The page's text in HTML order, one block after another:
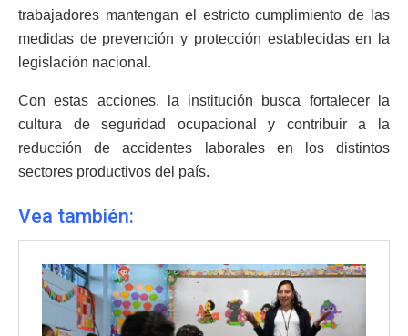
trabajadores mantengan el estricto cumplimiento de las
medidas de prevención y protección establecidas en la
legislación nacional.
Con estas acciones, la institución busca fortalecer la
cultura de seguridad ocupacional y contribuir a la
reducción de accidentes laborales en los distintos
sectores productivos del país.
Vea también: